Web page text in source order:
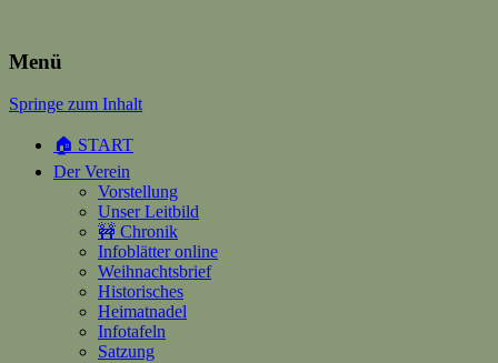
Heimatverein Happerschoss
Suchen
Menü
Springe zum Inhalt
🏠 START
Der Verein
Vorstellung
Unser Leitbild
🚧 Chronik
Infoblätter online
Weihnachtsbrief
Historisches
Heimatnadel
Infotafeln
Satzung